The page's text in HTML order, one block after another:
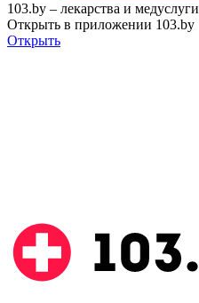
103.by – лекарства и медуслуги
Открыть в приложении 103.by
Открыть